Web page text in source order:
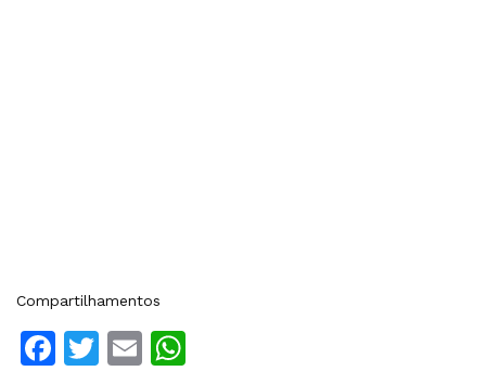
Compartilhamentos
Facebook
Twitter
Email